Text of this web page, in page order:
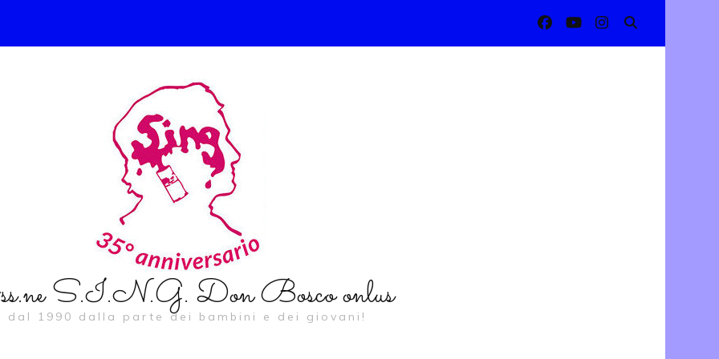
S.I.N.G. Don Bosco onlus
dal 1990 dalla parte dei bambini e dei giovani!